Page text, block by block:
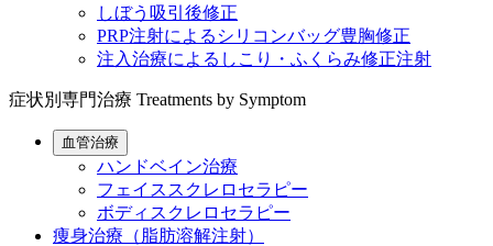
しぼう吸引後修正
PRP注射によるシリコンバッグ豊胸修正
注入治療によるしこり・ふくらみ修正注射
症状別専門治療 Treatments by Symptom
血管治療
ハンドベイン治療
フェイススクレロセラピー
ボディスクレロセラピー
痩身治療（脂肪溶解注射）